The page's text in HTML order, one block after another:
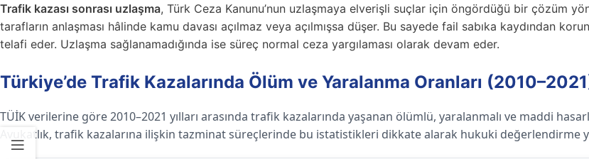
Trafik kazası sonrası uzlaşma, Türk Ceza Kanunu’nun uzlaşmaya elverişli suçlar için öngördüğü bir çözüm
tarafların anlaşması hâlinde kamu davası açılmaz veya açılmışsa düşer. Bu sayede fail sabıka kaydından
telafi eder. Uzlaşma sağlanamadığında ise süreç normal ceza yargılaması olarak devam eder.
Türkiye’de Trafik Kazalarında Ölüm ve Yaralanma Oranları
TÜİK verilerine göre 2010–2021 yılları arasında trafik kazalarında yaşanan ölümlü, yaralanmalı ve maddi
Avukatlık, trafik kazalarına ilişkin tazminat süreçlerinde bu istatistikleri dikkate alarak hukuki değerlendirme